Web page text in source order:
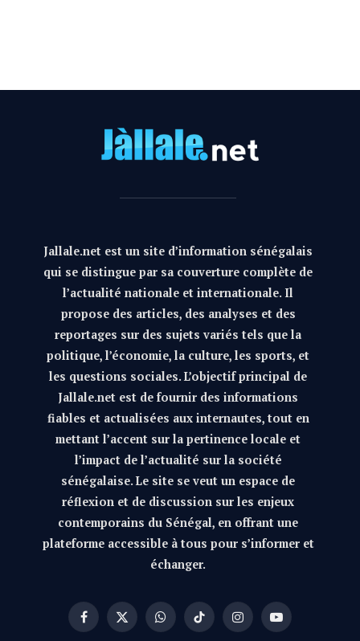
Jallale.net est un site d’information sénégalais
qui se distingue par sa couverture complète de
l’actualité nationale et internationale. Il
propose des articles, des analyses et des
reportages sur des sujets variés tels que la
politique, l’économie, la culture, les sports, et
les questions sociales. L’objectif principal de
Jallale.net est de fournir des informations
fiables et actualisées aux internautes, tout en
mettant l’accent sur la pertinence locale et
l’impact de l’actualité sur la société
sénégalaise. Le site se veut un espace de
réflexion et de discussion sur les enjeux
contemporains du Sénégal, en offrant une
plateforme accessible à tous pour s’informer et
échanger.
Facebook
X
WhatsAppTikTok InstagramYouTube